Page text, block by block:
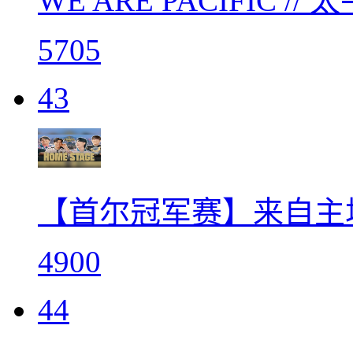
5705
43
【首尔冠军赛】来自
4900
44